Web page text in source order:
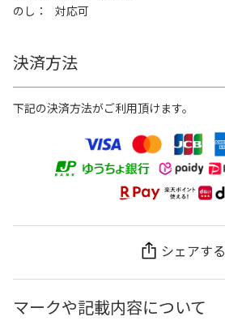
のし
対応可
決済方法
下記の決済方法がご利用頂けます。
シェアする
マークや記載内容について